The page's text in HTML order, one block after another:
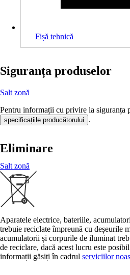
Fișă tehnică
Siguranța produselor
Salt zonă
Pentru informații cu privire la siguranța
specificațiile producătorului .
Eliminare
Salt zonă
Aparatele electrice, bateriile,
trebuie reciclate împreună cu deșeurile
acumulatorii și corpurile de iluminat
de reciclare, dacă acest lucru este
informații găsiți în cadrul serviciilor